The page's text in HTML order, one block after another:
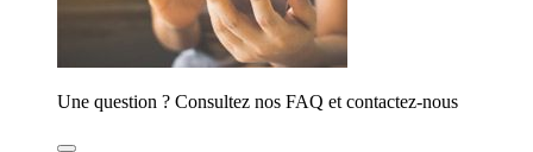
Une question ? Consultez nos FAQ et contactez-nous